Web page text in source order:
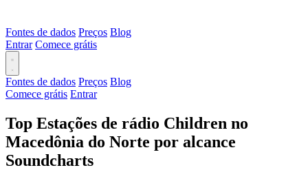
Fontes de dados Preços Blog
Entrar Comece grátis
Fontes de dados Preços Blog
Comece grátis Entrar
Top Estações de rádio Children no
Macedônia do Norte por alcance
Soundcharts